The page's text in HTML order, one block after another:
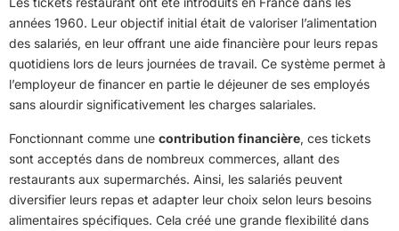
années 1960. Leur objectif initial était de valoriser l’alimentation
des salariés, en leur offrant une aide financière pour leurs repas
quotidiens lors de leurs journées de travail. Ce système permet à
l’employeur de financer en partie le déjeuner de ses employés
sans alourdir significativement les charges salariales.
Fonctionnant comme une contribution financière, ces tickets
sont acceptés dans de nombreux commerces, allant des
restaurants aux supermarchés. Ainsi, les salariés peuvent
diversifier leurs repas et adapter leur choix selon leurs besoins
alimentaires spécifiques. Cela créé une grande flexibilité dans